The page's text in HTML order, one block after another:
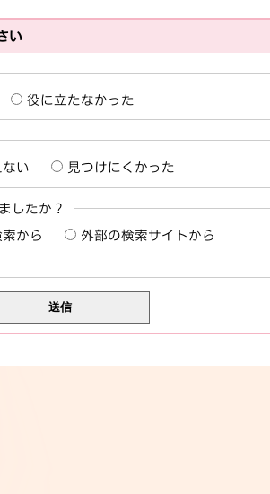
い
役に立たなかった
い 見つけにくかった
したか？
から
外部の検索サイトから